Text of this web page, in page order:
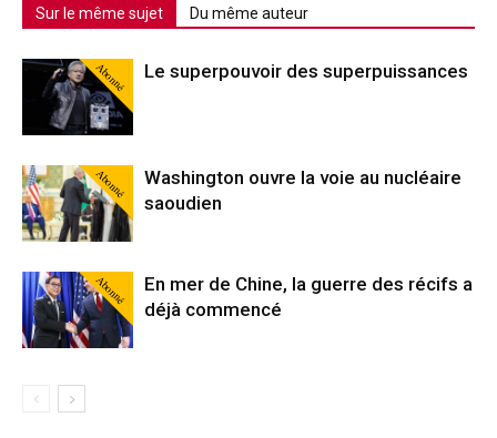
Sur le même sujet Du même auteur
Abonné Le superpouvoir des superpuissances
Abonné
Washington ouvre la voie au nucléaire
saoudien
Abonné
En mer de Chine, la guerre des récifs a
déjà commencé